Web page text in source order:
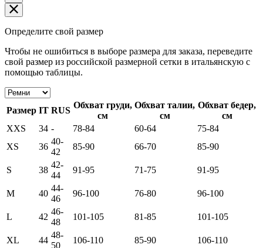
Определите свой размер
Чтобы не ошибиться в выборе размера для заказа, переведите
свой размер из российской размерной сетки в итальянскую с
помощью таблицы.
Размер IT RUS
Обхват груди,
см
Обхват талии,
см
Обхват бедер,
см
XXS
34 - 78-84 60-64
75-84
XS
36
40-
42
85-90 66-70 85-90
S 38
42-
44
91-95 71-75 91-95
M 40
44-
46
96-100 76-80 96-100
L 42
46-
48
101-105 81-85 101-105
XL 44
48-
50
106-110 85-90 106-110